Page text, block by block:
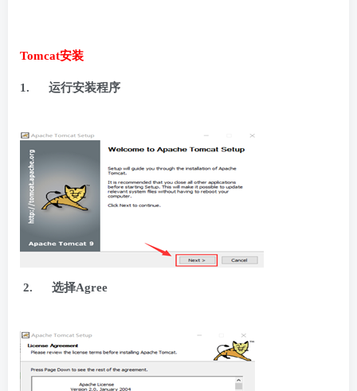
Tomcat安装
1. 运行安装程序
2. 选择Agree